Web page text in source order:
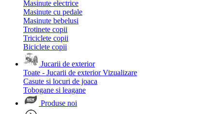
Masinute electrice
Masinute cu pedale
Masinute bebelusi
Trotinete copii
Triciclete copii
Biciclete copii
Jucarii de exterior
Toate - Jucarii de exterior Vizualizare
Casute si locuri de joaca
Tobogane si leagane
Produse noi